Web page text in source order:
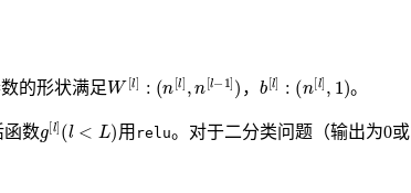
的形状满足W[l]
(n[l] [ −1 ， b [l (n [l] 1 )。
函数 [l ]( L) 用 relu。对于二分类问题（输出为0